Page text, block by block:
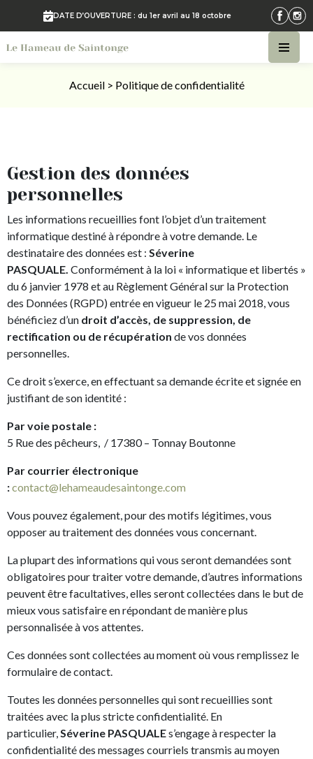
DATE D’OUVERTURE : du 1er avril au 18 octobre
Accueil> Politique de confidentialité
Gestion des données
personnelles
Les informations recueillies font l’objet d’un traitement
informatique destiné à répondre à votre demande. Le
destinataire des données est : Séverine
PASQUALE. Conformément à la loi « informatique et libertés »
du 6 janvier 1978 et au Règlement Général sur la Protection
des Données (RGPD) entrée en vigueur le 25 mai 2018, vous
bénéficiez d’un droit d’accès, de suppression, de
rectification ou de récupération de vos données
personnelles.
Ce droit s’exerce, en effectuant sa demande écrite et signée en
justifiant de son identité :
Par voie postale :
5 Rue des pêcheurs, / 17380 – Tonnay Boutonne
Par courrier électronique
:contact@lehameaudesaintonge.com
Vous pouvez également, pour des motifs légitimes, vous
opposer au traitement des données vous concernant.
La plupart des informations qui vous seront demandées sont
obligatoires pour traiter votre demande, d’autres informations
peuvent être facultatives, elles seront collectées dans le but de
mieux vous satisfaire en répondant de manière plus
personnalisée à vos attentes.
Ces données sont collectées au moment où vous remplissez le
formulaire de contact.
Toutes les données personnelles qui sont recueillies sont
traitées avec la plus stricte confidentialité. En
particulier,Séverine PASQUALEs’engage à respecter la
confidentialité des messages courriels transmis au moyen